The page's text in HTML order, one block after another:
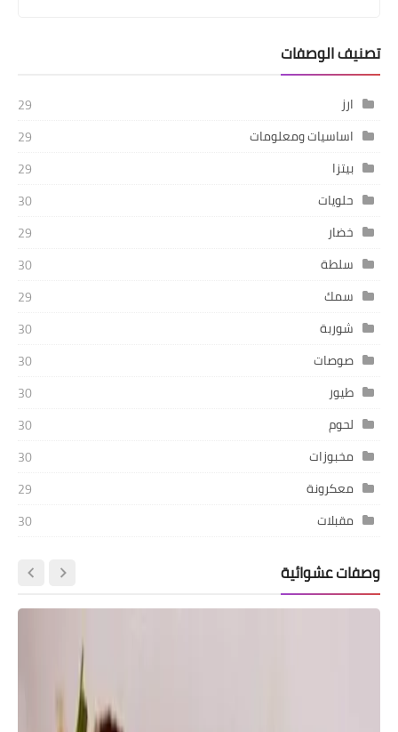
تصنيف الوصفات
ارز
29
اساسيات ومعلومات
29
بيتزا
29
حلويات
30
خضار
29
سلطة
30
سمك
29
شوربة
30
صوصات
30
طيور
30
لحوم
30
مخبوزات
30
معكرونة
29
مقبلات
30
وصفات عشوائية